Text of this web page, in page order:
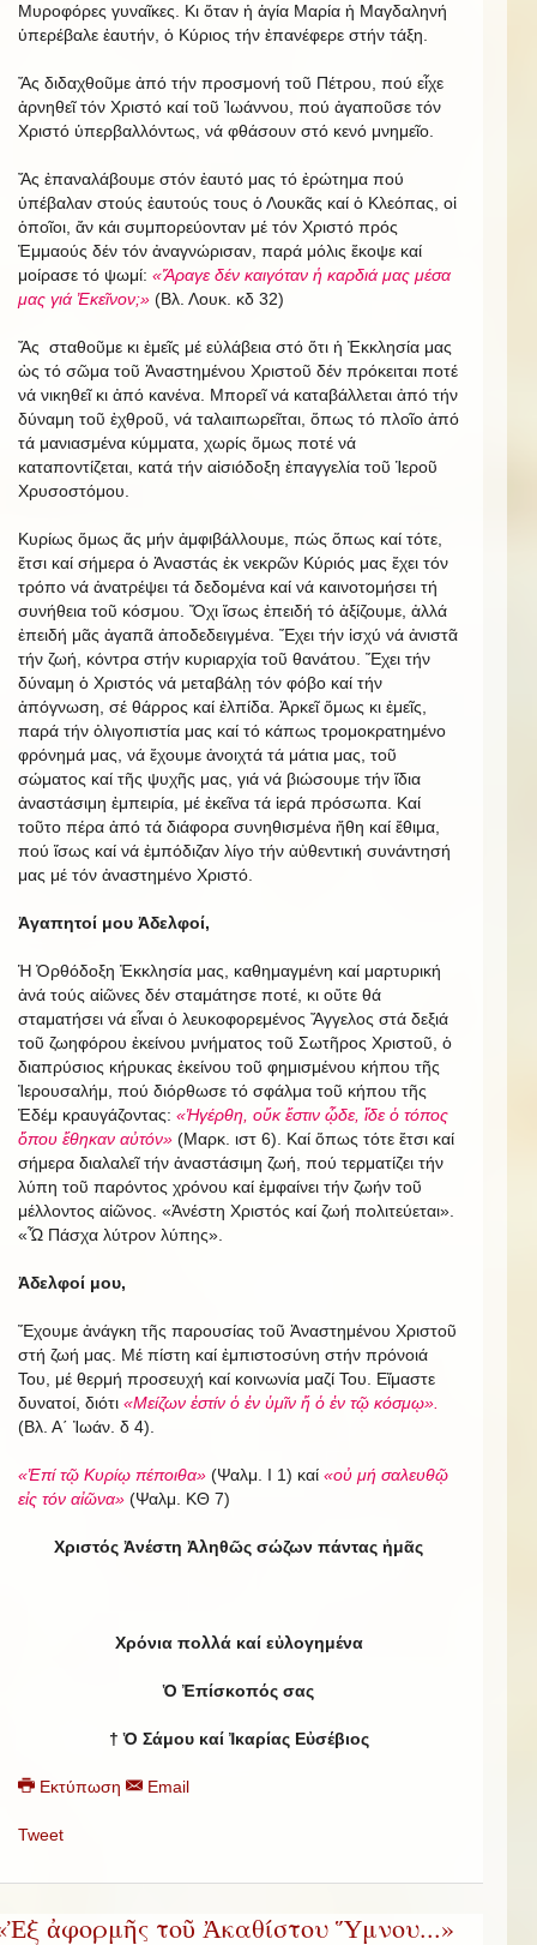
Μυροφόρες γυναῖκες. Κι ὅταν ἡ ἁγία Μαρία ἡ Μαγδαληνή
ὑπερέβαλε ἑαυτήν, ὁ Κύριος τήν ἐπανέφερε στήν τάξη.
Ἄς διδαχθοῦμε ἀπό τήν προσμονή τοῦ Πέτρου, πού εἶχε
ἀρνηθεῖ τόν Χριστό καί τοῦ Ἰωάννου, πού ἀγαποῦσε τόν
Χριστό ὑπερβαλλόντως, νά φθάσουν στό κενό μνημεῖο.
Ἄς ἐπαναλάβουμε στόν ἑαυτό μας τό ἐρώτημα πού
ὑπέβαλαν στούς ἑαυτούς τους ὁ Λουκᾶς καί ὁ Κλεόπας, οἱ
ὁποῖοι, ἄν κάι συμπορεύονταν μέ τόν Χριστό πρός
Ἐμμαούς δέν τόν ἀναγνώρισαν, παρά μόλις ἔκοψε καί
μοίρασε τό ψωμί: «Ἄραγε δέν καιγόταν ἡ καρδιά μας μέσα
μας γιά Ἐκεῖνον;» (Βλ. Λουκ. κδ 32)
Ἄς σταθοῦμε κι ἐμεῖς μέ εὐλάβεια στό ὅτι ἡ Ἐκκλησία μας
ὡς τό σῶμα τοῦ Ἀναστημένου Χριστοῦ δέν πρόκειται ποτέ
νά νικηθεῖ κι ἀπό κανένα. Μπορεῖ νά καταβάλλεται ἀπό τήν
δύναμη τοῦ ἐχθροῦ, νά ταλαιπωρεῖται, ὅπως τό πλοῖο ἀπό
τά μανιασμένα κύμματα, χωρίς ὅμως ποτέ νά
καταποντίζεται, κατά τήν αἰσιόδοξη ἐπαγγελία τοῦ Ἱεροῦ
Χρυσοστόμου.
Κυρίως ὅμως ἄς μήν ἀμφιβάλλουμε, πώς ὅπως καί τότε,
ἔτσι καί σήμερα ὁ Ἀναστάς ἐκ νεκρῶν Κύριός μας ἔχει τόν
τρόπο νά ἀνατρέψει τά δεδομένα καί νά καινοτομήσει τή
συνήθεια τοῦ κόσμου. Ὄχι ἴσως ἐπειδή τό ἀξίζουμε, ἀλλά
ἐπειδή μᾶς ἀγαπᾶ ἀποδεδειγμένα. Ἔχει τήν ἰσχύ νά ἀνιστᾶ
τήν ζωή, κόντρα στήν κυριαρχία τοῦ θανάτου. Ἔχει τήν
δύναμη ὁ Χριστός νά μεταβάλῃ τόν φόβο καί τήν
ἀπόγνωση, σέ θάρρος καί ἐλπίδα. Ἀρκεῖ ὅμως κι ἐμεῖς,
παρά τήν ὀλιγοπιστία μας καί τό κάπως τρομοκρατημένο
φρόνημά μας, νά ἔχουμε ἀνοιχτά τά μάτια μας, τοῦ
σώματος καί τῆς ψυχῆς μας, γιά νά βιώσουμε τήν ἴδια
ἀναστάσιμη ἐμπειρία, μέ ἐκεῖνα τά ἱερά πρόσωπα. Καί
τοῦτο πέρα ἀπό τά διάφορα συνηθισμένα ἤθη καί ἔθιμα,
πού ἴσως καί νά ἐμπόδιζαν λίγο τήν αὐθεντική συνάντησή
μας μέ τόν ἀναστημένο Χριστό.
Ἀγαπητοί μου Ἀδελφοί,
Ἡ Ὀρθόδοξη Ἐκκλησία μας, καθημαγμένη καί μαρτυρική
ἀνά τούς αἰῶνες δέν σταμάτησε ποτέ, κι οὔτε θά
σταματήσει νά εἶναι ὁ λευκοφορεμένος Ἄγγελος στά δεξιά
τοῦ ζωηφόρου ἐκείνου μνήματος τοῦ Σωτῆρος Χριστοῦ, ὁ
διαπρύσιος κήρυκας ἐκείνου τοῦ φημισμένου κήπου τῆς
Ἰερουσαλήμ, πού διόρθωσε τό σφάλμα τοῦ κήπου τῆς
Ἐδέμ κραυγάζοντας: «Ἠγέρθη, οὔκ ἔστιν ᾧδε, ἴδε ὁ τόπος
ὅπου ἔθηκαν αὐτόν» (Μαρκ. ιστ 6). Καί ὅπως τότε ἔτσι καί
σήμερα διαλαλεῖ τήν ἀναστάσιμη ζωή, πού τερματίζει τήν
λύπη τοῦ παρόντος χρόνου καί ἐμφαίνει τήν ζωήν τοῦ
μέλλοντος αἰῶνος. «Ἀνέστη Χριστός καί ζωή πολιτεύεται».
«Ὦ Πάσχα λύτρον λύπης».
Ἀδελφοί μου,
Ἔχουμε ἀνάγκη τῆς παρουσίας τοῦ Ἀναστημένου Χριστοῦ
στή ζωή μας. Μέ πίστη καί ἐμπιστοσύνη στήν πρόνοιά
Του, μέ θερμή προσευχή καί κοινωνία μαζί Του. Εἴμαστε
δυνατοί, διότι «Μείζων ἐστίν ὁ ἐν ὑμῖν ἤ ὁ ἐν τῷ κόσμῳ».
(Βλ. Α΄ Ἰωάν. δ 4).
«Ἐπί τῷ Κυρίῳ πέποιθα» (Ψαλμ. Ι 1) καί «οὐ μή σαλευθῷ
εἰς τόν αἰῶνα» (Ψαλμ. ΚΘ 7)
Χριστός Ἀνέστη Ἀληθῶς σώζων πάντας ἡμᾶς
Χρόνια πολλά καί εὐλογημένα
Ὁ Ἐπίσκοπός σας
† Ὁ Σάμου καί Ἰκαρίας Εὐσέβιος
Εκτύπωση Email
Tweet
ἀφορμῆς τοῦ Ἀκαθίστου Ὕμνου...»